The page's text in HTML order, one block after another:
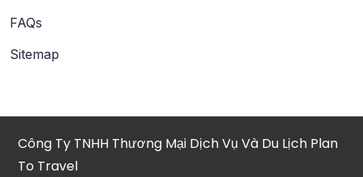
FAQs
Sitemap
Công Ty TNHH Thương Mại Dịch Vụ Và Du Lịch Plan
To Travel